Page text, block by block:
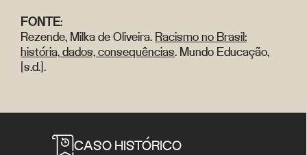
FONTE:
Rezende, Milka de Oliveira. Racismo no Brasil:
história, dados, consequências. Mundo Educação,
[s.d.].
CASO HISTÓRICO